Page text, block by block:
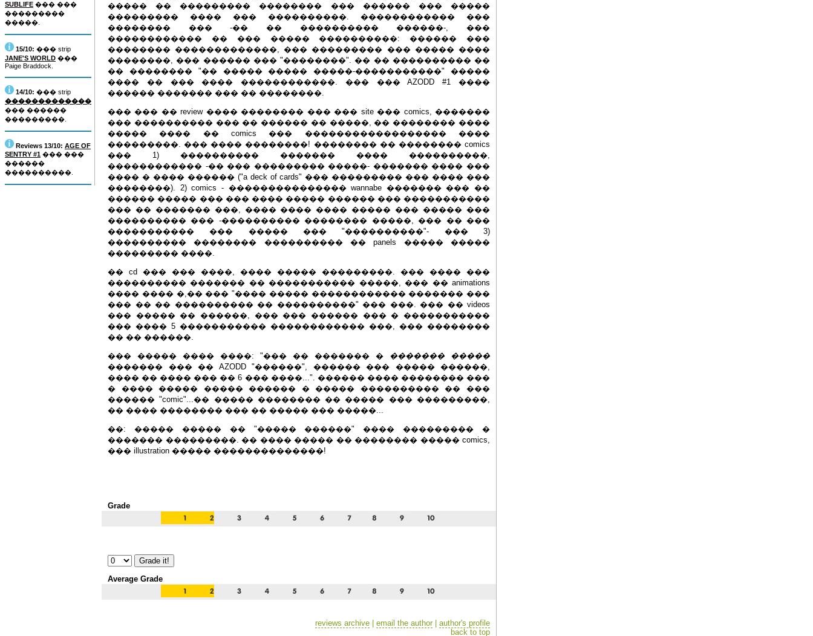
SUBLIFE ��� ���
���������
�����.
15/10: ��� strip
JANE'S WORLD ���
Paige Braddock.
14/10: ��� strip
�������������
��� ������
���������.
Reviews 13/10: AGE OF
SENTRY #1 ��� ���
������
����������.
����� �� ��������� �������� ��� ������ ��� �����
��������� ���� ��� ����������. ������������ ���
�������� ��� -�� �� ���������� ������-, ���
������������ �� ��� ����� ����������: ������ ���
�������� �������������, ��� ��������� ��� ����� ����
��������, ��� ������ ��� "��������". �� �� ���������� ��
�� �������� "�� ����� ����� �����-�����������" �����
���� �� ��� ���� ������������. ��� ��� AZODD #1 ����
������ ������� ��� �� ��������.
��� ��� �� review ���� �������� ��� ��� site ��� comics, �������
��� ���������� ��� �� ������ �� �����, �� �������� ����
����� ���� �� comics ��� ������������������ ����
���������. ��� ���� ��������! �������� �� �������� comics
��� 1) ���������� ������� ���� ����������,
������������ -�� ��� ��������� �����- ������� ���� ���
���� � ���� ������ ("a deck of cards" ��� ��������� ��� ���� ���
��������). 2) comics - ��������������� wannabe ������� ��� ��
������ ����� ��� ��� ���� ����� ������ ��� �����������
��� �� ������� ���, ���� ���� ���� ����� ��� ����� ���
���������� ��� -���������� �������� �����, ��� �� ���
����������� ��� ����� ��� "����������"- ��� 3)
���������� �������� ���������� �� panels ����� �����
��������� ����.
�� cd ��� ��� ����, ���� ����� ���������. ��� ���� ���
���������� ������� �� ����������� �����, ��� �� animations
���� ���� �,�� ��� "���� ����� ������������ ������� ���
��� �� �� ���������� �� ����������" ��� ���. ��� �� videos
��� ����� �� ������, ��� ��� ������ ��� � �����������
��� ���� 5 ����������� ������������ ���, ��� ��������
�� �� ������.
��� ����� ���� ����: "��� �� ������� � ������� �����
������� ��� �� AZODD "������", ������ ��� ����� ������,
���� �� ���� ��� �� 6 ��� ����...". ������ ���� �������� ���
� ���� ����� ����� ������ � ����� ���������� �� ���
������ "comic"...�� ����� �������� �� ����� ��� ���������,
�� ���� �������� ��� �� ����� ��� �����...
��: ����� ����� �� "����� ������" ���� ��������� �
������� ���������. �� ���� ����� �� �������� ����� comics,
��� illustration ����� ��������������!
Grade
Average Grade
reviews archive email the author
author's profile
back to top